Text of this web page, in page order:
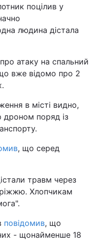
поцілив у
людина дістала
про атаку на спальний
вже відомо про 2
в місті видно,
дроном поряд із
, що серед
травм через
Хлопчикам
повідомив, що
- щонайменше 18